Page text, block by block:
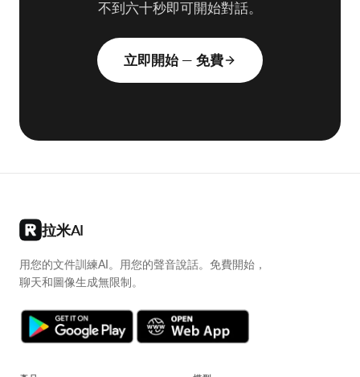
永久免費方案。無需信用卡。上傳一份PDF —
不到六十秒即可開始對話。
拉米AI
聊天和圖像生成無限制。